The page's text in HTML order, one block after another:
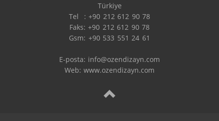
Türkiye
Tel  : +90 212 612 90 78
Faks: +90 212 612 90 78
Gsm: +90 533 551 24 61
E-posta: info@ozendizayn.com
Web: www.ozendizayn.com